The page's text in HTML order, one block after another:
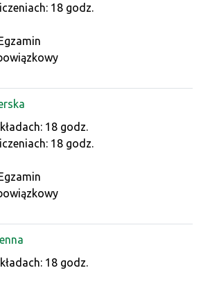
18 godz.
18 godz.
18 godz.
18 godz.